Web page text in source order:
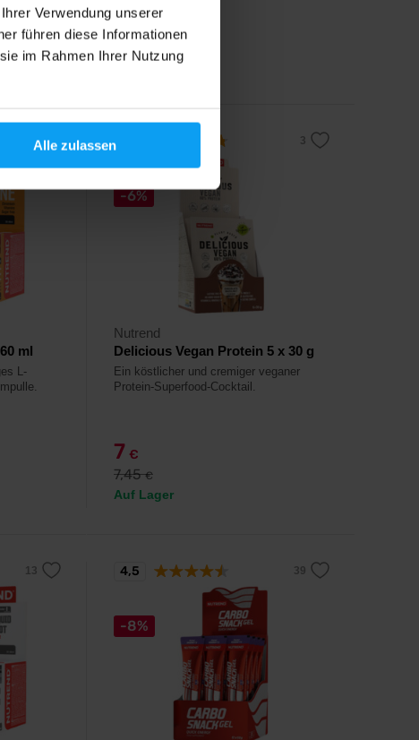
Verwendung unserer
führen diese Informationen
im Rahmen Ihrer Nutzung
Alle zulassen
15,90
16,90
Auf Lager
ml
L-
-6%
Nutrend
Delicious Vegan Protein 5 x 30 g
Ein köstlicher und cremiger veganer
Protein-Superfood-Cocktail.
7 €
7,45€
Auf Lager
-8%
4,5